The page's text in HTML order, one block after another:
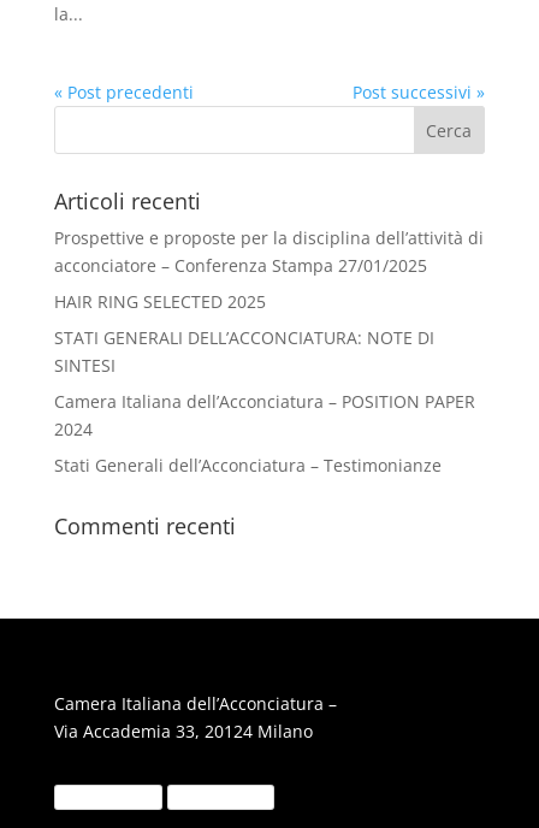
la...
« Post precedenti Post successivi »
Articoli recenti
Prospettive e proposte per la disciplina dell’attività di
acconciatore – Conferenza Stampa 27/01/2025
HAIR RING SELECTED 2025
STATI GENERALI DELL’ACCONCIATURA: NOTE DI
SINTESI
Camera Italiana dell’Acconciatura – POSITION PAPER
2024
Stati Generali dell’Acconciatura – Testimonianze
Commenti recenti
Camera Italiana dell’Acconciatura –
Via Accademia 33, 20124 Milano